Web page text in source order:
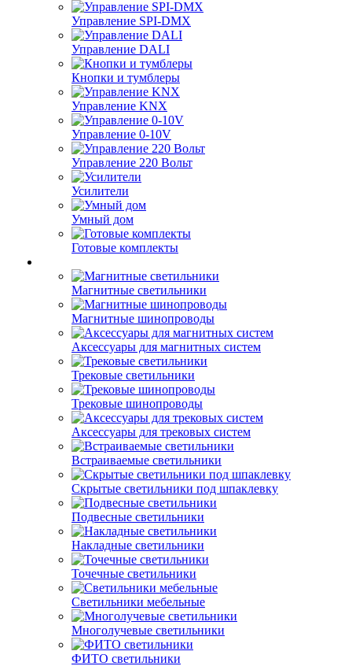
Управление SPI-DMX
Управление DALI
Кнопки и тумблеры
Управление KNX
Управление 0-10V
Управление 220 Вольт
Усилители
Умный дом
Готовые комплекты
Магнитные светильники
Магнитные шинопроводы
Аксессуары для магнитных систем
Трековые светильники
Трековые шинопроводы
Аксессуары для трековых систем
Встраиваемые светильники
Скрытые светильники под шпаклевку
Подвесные светильники
Накладные светильники
Точечные светильники
Светильники мебельные
Многолучевые светильники
ФИТО светильники